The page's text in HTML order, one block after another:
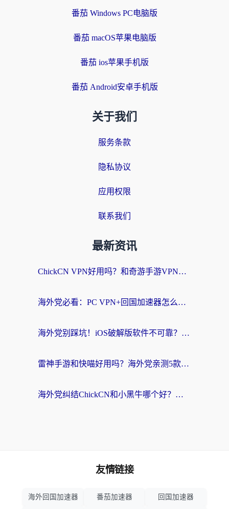
番茄 Windows PC电脑版
番茄 macOS苹果电脑版
番茄 ios苹果手机版
番茄 Android安卓手机版
关于我们
服务条款
隐私协议
应用权限
联系我们
最新资讯
ChickCN VPN好用吗？和奇游手游VPN对比哪个回国效果更好？海外党亲测实用指南
海外党必看：PC VPN+回国加速器怎么选？无缝访问国内资源全攻略
海外党别踩坑！iOS破解版软件不可靠？教你选对回国加速器无缝看国内资源
雷神手游和快喵好用吗？海外党亲测5款回国加速器，附斧牛Bling对比+微信视频号解决办法
海外党纠结ChickCN和小黑牛哪个好？一篇帮你选对回国加速器的实用指南
友情链接
海外回国加速器 番茄加速器 回国加速器